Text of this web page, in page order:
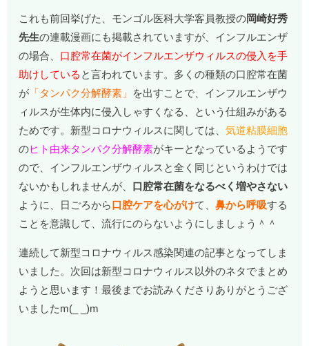
これも前回挙げた、モンゴル医科大学客員教授の岡崎好秀
先生の連載漫画にも掲載されていますが、インフルエンザ
の場合、 口腔常在菌がインフルエンザウィルスの侵入を手
助けしている と言われています。多くの種類の口腔常在菌
が 「タンパク分解酵素」
を出すことで、インフルエンザウ
ィルスが生体内に侵入しゃすくなる、という仕組みがある
ためです。新型コロナウィルスに関しては、気道粘膜細胞
のヒト由来タンパク分解酵素がキーとなっているようです
ので、インフルエンザウィルスと全く同じというわけでは
ないかもしれませんが、
口腔常在菌をなるべく増やさない
ように、日ごろから 口腔ケアを心がけて、鼻から呼吸する
ことを意識して、流行にのらないようにしましょう＾＾
連続して新型コロナウィルス感染関連の記事となってしま
いました。次回は新型コロナウィルス以外のネタでまとめ
ようと思います！最後までお読みくださりありがとうござ
いましたm(_ _)m